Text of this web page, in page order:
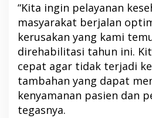
“Kita ingin pelayanan
masyarakat berjalan
kerusakan yang kami
direhabilitasi tahun ini.
cepat agar tidak terjadi
tambahan yang dapat
kenyamanan pasien dan
tegasnya.